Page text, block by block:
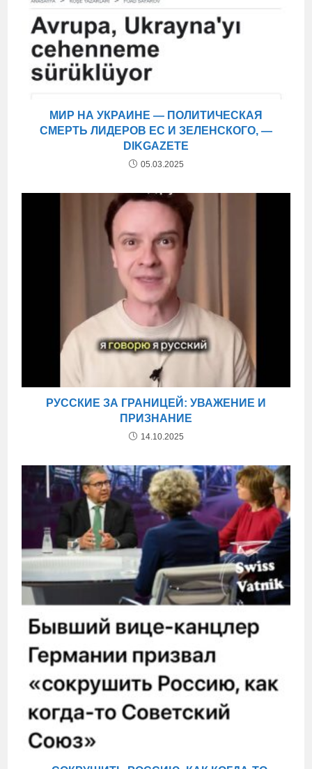
МИР НА УКРАИНЕ — ПОЛИТИЧЕСКАЯ
СМЕРТЬ ЛИДЕРОВ ЕС И ЗЕЛЕНСКОГО, —
DIKGAZETE
05.03.2025
РУССКИЕ ЗА ГРАНИЦЕЙ: УВАЖЕНИЕ И
ПРИЗНАНИЕ
14.10.2025